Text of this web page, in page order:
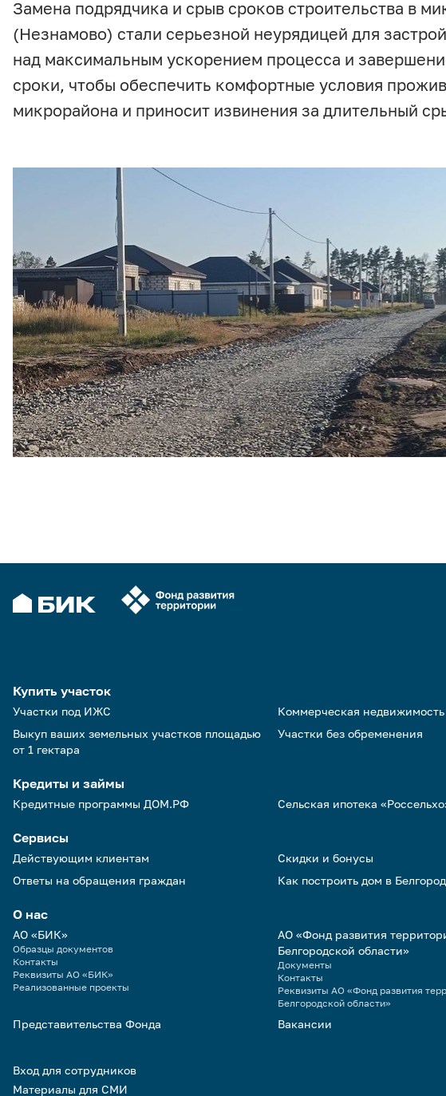
Замена подрядчика и срыв сроков строительства в
(Незнамово) стали серьезной неурядицей для
над максимальным ускорением процесса и
сроки, чтобы обеспечить комфортные условия
микрорайона и приносит извинения за длительный
Купить участок
Участки под ИЖС Коммерческая недвижимость
Выкуп ваших земельных участков площадью
от 1 гектара
Участки без обременения
Кредиты и займы
Кредитные программы ДОМ.РФ Сельская ипотека
Сервисы
Действующим клиентам Скидки и бонусы
Ответы на обращения граждан
Как построить дом в
О нас
АО «БИК»
Образцы документов
Контакты
Реквизиты АО «БИК»
Реализованные проекты
АО «Фонд развития
Белгородской области»
Документы
Контакты
Реквизиты АО «Фонд развития
Белгородской области»
Представительства Фонда Вакансии
Вход для сотрудников
Материалы для СМИ